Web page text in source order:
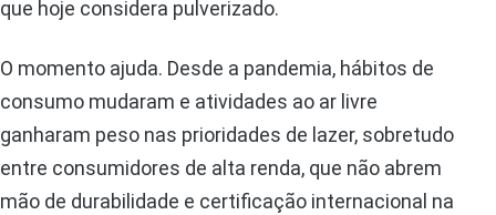
que hoje considera pulverizado.
O momento ajuda. Desde a pandemia, hábitos de
consumo mudaram e atividades ao ar livre
ganharam peso nas prioridades de lazer, sobretudo
entre consumidores de alta renda, que não abrem
mão de durabilidade e certificação internacional na